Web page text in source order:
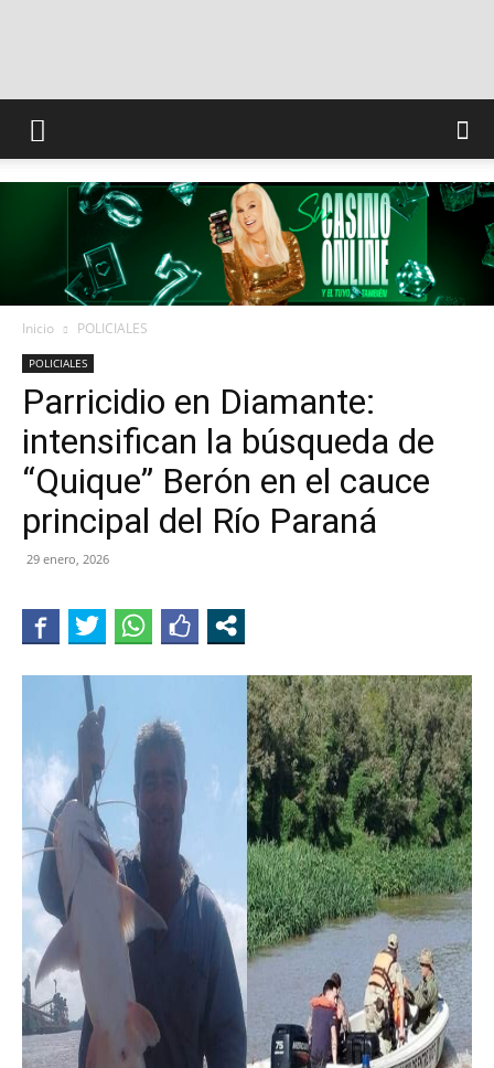
INFO
CONQUISTADORES
Inicio POLICIALES
POLICIALES
Parricidio en Diamante:
intensifican la búsqueda de
“Quique” Berón en el cauce
principal del Río Paraná
29 enero, 2026